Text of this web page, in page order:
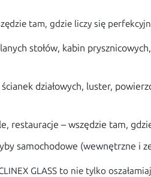
tam, gdzie liczy się
stołów, kabin
działowych, luster,
restauracje – wszędzie tam,
samochodowe (wewnętrzne i
GLASS to nie tylko